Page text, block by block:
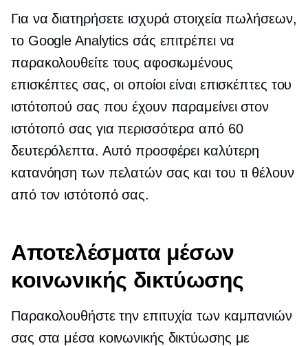
Για να διατηρήσετε ισχυρά στοιχεία πωλήσεων,
το Google Analytics σάς επιτρέπει να
παρακολουθείτε τους αφοσιωμένους
επισκέπτες σας, οι οποίοι είναι επισκέπτες του
ιστότοπού σας που έχουν παραμείνει στον
ιστότοπό σας για περισσότερα από 60
δευτερόλεπτα. Αυτό προσφέρει καλύτερη
κατανόηση των πελατών σας και του τι θέλουν
από τον ιστότοπό σας.
Αποτελέσματα μέσων
κοινωνικής δικτύωσης
Παρακολουθήστε την επιτυχία των καμπανιών
σας στα μέσα κοινωνικής δικτύωσης με